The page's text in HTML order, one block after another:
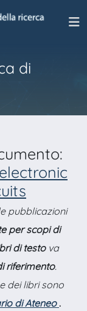
di
pubblicazioni
per scopi di
di testova
riferimento.
dei libri sono
di Ateneo .